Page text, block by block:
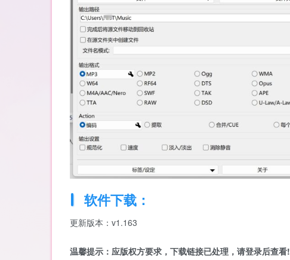
软件下载：
更新版本：v1.163
温馨提示：应版权方要求，下载链接已处理，请登录后查看!